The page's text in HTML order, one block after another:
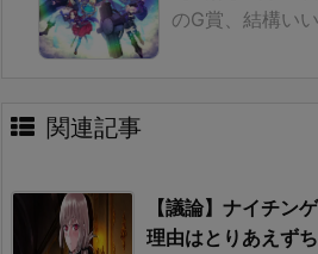
のG賞、結構い
関連記事
【議論】ナイチン
理由はとりあえず